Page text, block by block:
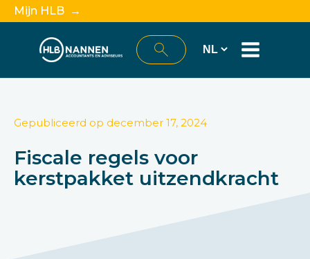
Mijn HLB →
Gepubliceerd op december 17, 2024
Fiscale regels voor
kerstpakket uitzendkracht